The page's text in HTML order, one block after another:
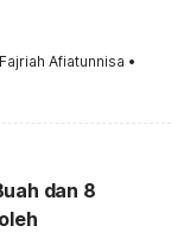
Afiatunnisa •
dan 8